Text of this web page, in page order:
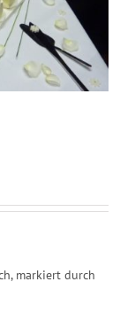
markiert durch